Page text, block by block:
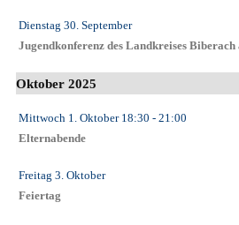
Dienstag 30. September
Jugendkonferenz des Landkreises
Oktober 2025
Mittwoch 1. Oktober18:30 - 21:00
Elternabende
Freitag 3. Oktober
Feiertag